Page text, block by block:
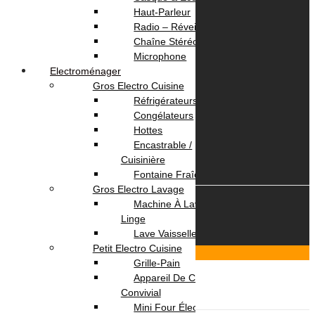
Votre Compte
Suivi commande
Scroll To Top
Close
Haut-Parleur
Radio – Réveil
Chaîne Stéréo
Microphone
Electroménager
Gros Electro Cuisine
Réfrigérateurs
Congélateurs
Hottes
Encastrable /
Cuisinière
Fontaine Fraîche
Gros Electro Lavage
Machine À Laver / Sèche
Linge
Lave Vaisselle
Petit Electro Cuisine
Grille-Pain
Appareil De Cuisson /
Convivial
Mini Four Électrique /